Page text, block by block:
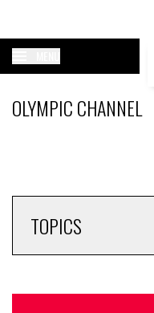
OLYMPIC CHANNEL
TOPICS